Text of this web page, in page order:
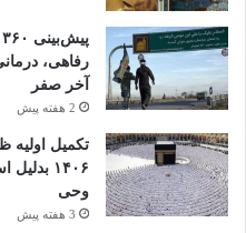
رفاهی،
آخر صفر
2 هفته پیش
تکمیل اولیه
۱۴۰۶
وحی
3 هفته پیش